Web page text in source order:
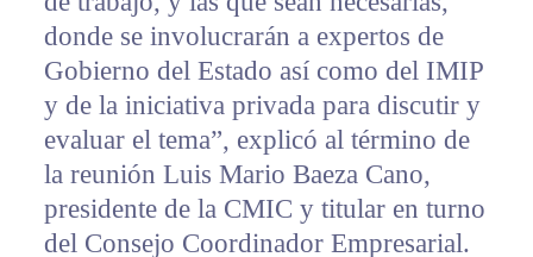
donde se involucrarán a expertos de
Gobierno del Estado así como del IMIP
y de la iniciativa privada para discutir y
evaluar el tema”, explicó al término de
la reunión Luis Mario Baeza Cano,
presidente de la CMIC y titular en turno
del Consejo Coordinador Empresarial.